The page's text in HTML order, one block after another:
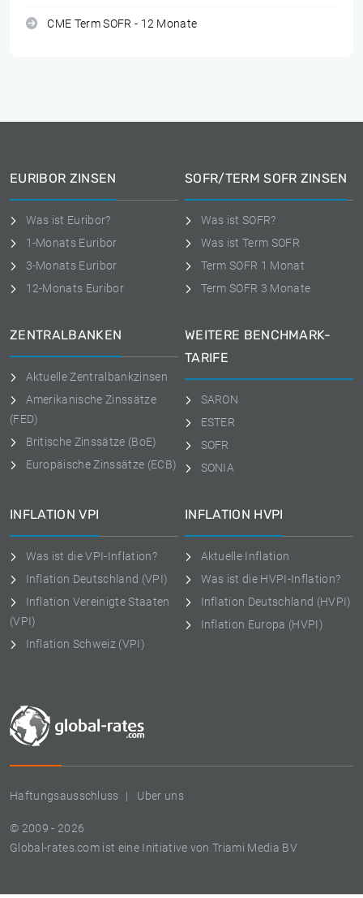
CME Term SOFR - 12 Monate
Haftungsausschluss Uber uns
© 2009 - 2026
Global-rates.com ist eine Initiative von Triami Media BV
EURIBOR ZINSEN
Was ist Euribor?
1-Monats Euribor
3-Monats Euribor
12-Monats Euribor
SOFR/TERM SOFR ZINSEN
Was ist SOFR?
Was ist Term SOFR
Term SOFR 1 Monat
Term SOFR 3 Monate
ZENTRALBANKEN
Aktuelle Zentralbankzinsen
Amerikanische Zinssätze
(FED)
Britische Zinssätze (BoE)
Europäische Zinssätze (ECB)
WEITERE BENCHMARK-
TARIFE
SARON
ESTER
SOFR
SONIA
INFLATION VPI
Was ist die VPI-Inflation?
Inflation Deutschland (VPI)
Inflation Vereinigte Staaten
(VPI)
Inflation Schweiz (VPI)
INFLATION HVPI
Aktuelle Inflation
Was ist die HVPI-Inflation?
Inflation Deutschland (HVPI)
Inflation Europa (HVPI)